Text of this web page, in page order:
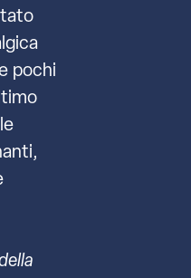
pochi